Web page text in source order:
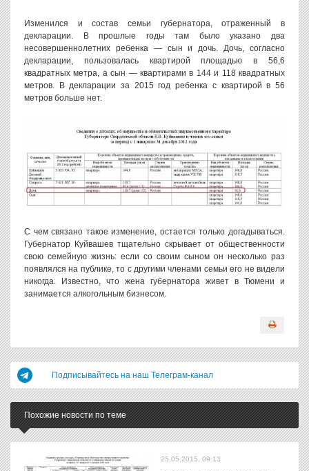
Изменился и состав семьи губернатора, отраженный в
декларации. В прошлые годы там было указано два
несовершеннолетних ребенка — сын и дочь. Дочь, согласно
декларации, пользовалась квартирой площадью в 56,6
квадратных метра, а сын — квартирами в 144 и 118 квадратных
метров. В декларации за 2015 год ребенка с квартирой в 56
метров больше нет.
С чем связано такое изменение, остается только догадываться.
Губернатор Куйвашев тщательно скрывает от общественности
свою семейную жизнь: если со своим сыном он несколько раз
появлялся на публике, то с другими членами семьи его не видели
никогда. Известно, что жена губернатора живет в Тюмени и
занимается алкогольным бизнесом.
Подписывайтесь на наш Телеграм-канал
Похожие новости по теме
25.05.2015, 09:13